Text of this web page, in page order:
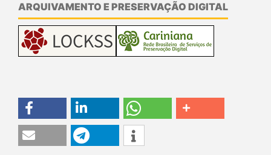
ARQUIVAMENTO E PRESERVAÇÃO DIGITAL